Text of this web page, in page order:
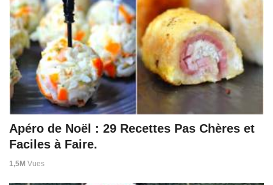
Apéro de Noël : 29 Recettes Pas Chères et
Faciles à Faire.
1,5M Vues